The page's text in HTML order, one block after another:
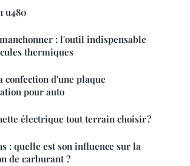
u480
: l'outil indispensable
thermiques
confection d'une plaque
pour auto
électrique tout terrain choisir ?
: quelle est son influence sur la
de carburant ?